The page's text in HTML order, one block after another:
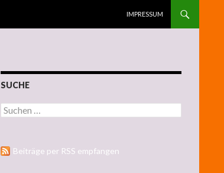
IMPRESSUM
SUCHE
Suchen nach:
Beiträge per RSS empfangen